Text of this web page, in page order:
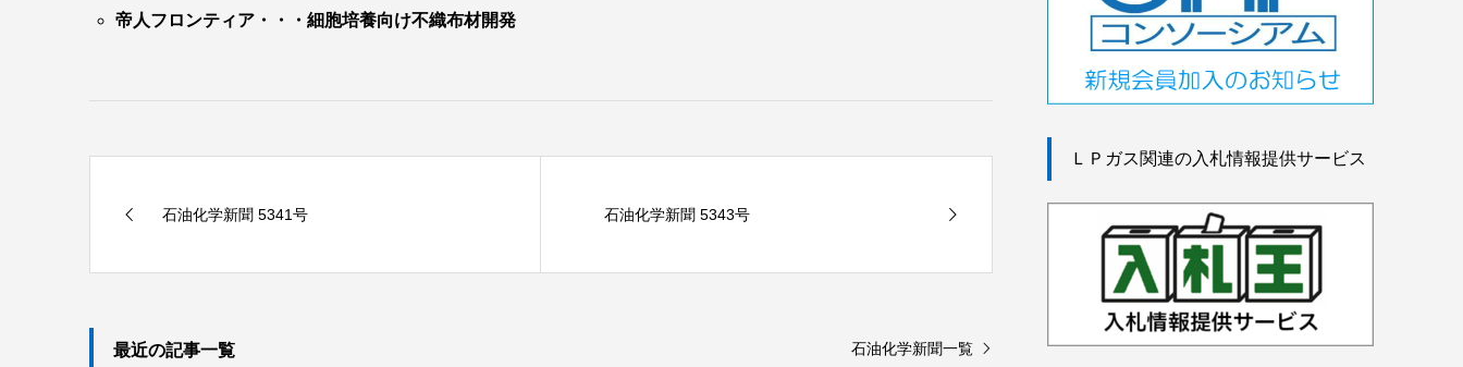
帝人フロンティア・・・細胞培養向け不織布材開発
石油化学新聞 5341号 石油化学新聞 5343号
最近の記事一覧 石油化学新聞一覧
ＬＰガス関連の入札情報提供サービス